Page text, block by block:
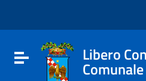
sito
include
Vai al footer
Attiva / disattiva laLibero